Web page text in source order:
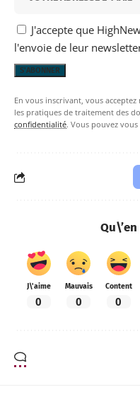
J'accepte que
l'envoie de leur
En vous inscrivant, vous acceptez
les pratiques de traitement des
confidentialité. Vous pouvez
J\'aime
0
Mauvais
0
Content
0